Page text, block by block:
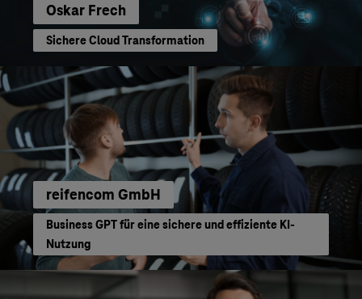
Oskar Frech
Sichere Cloud Transformation
reifencom GmbH
Business GPT für eine sichere und effiziente KI-
Nutzung